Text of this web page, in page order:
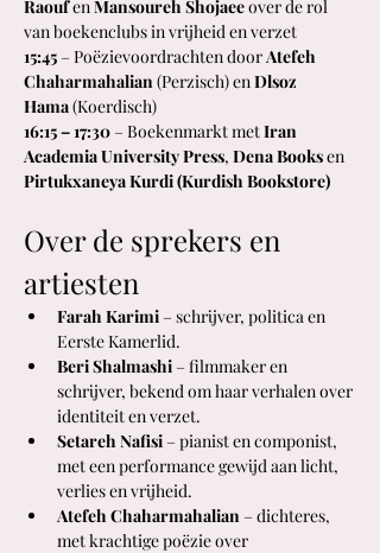
Raouf en Mansoureh Shojaee over de rol
van boekenclubs in vrijheid en verzet
15:45 – Poëzievoordrachten door Atefeh
Chaharmahalian (Perzisch) en Dlsoz
Hama (Koerdisch)
16:15 – 17:30 – Boekenmarkt met Iran
Academia University Press, Dena Books en
Pirtukxaneya Kurdi (Kurdish Bookstore)
Over de sprekers en
artiesten
Farah Karimi – schrijver, politica en
Eerste Kamerlid.
Beri Shalmashi – filmmaker en
schrijver, bekend om haar verhalen over
identiteit en verzet.
Setareh Nafisi – pianist en componist,
met een performance gewijd aan licht,
verlies en vrijheid.
Atefeh Chaharmahalian – dichteres,
met krachtige poëzie over